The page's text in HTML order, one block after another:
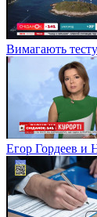
Вимагають
Егор Гордеев и